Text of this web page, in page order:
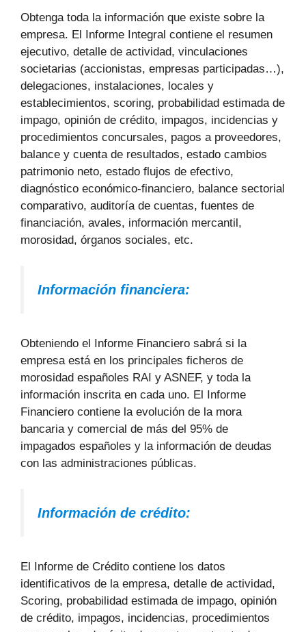
Obtenga toda la información que existe sobre la
empresa. El Informe Integral contiene el resumen
ejecutivo, detalle de actividad, vinculaciones
societarias (accionistas, empresas participadas…),
delegaciones, instalaciones, locales y
establecimientos, scoring, probabilidad estimada de
impago, opinión de crédito, impagos, incidencias y
procedimientos concursales, pagos a proveedores,
balance y cuenta de resultados, estado cambios
patrimonio neto, estado flujos de efectivo,
diagnóstico económico-financiero, balance sectorial
comparativo, auditoría de cuentas, fuentes de
financiación, avales, información mercantil,
morosidad, órganos sociales, etc.
Información financiera:
Obteniendo el Informe Financiero sabrá si la
empresa está en los principales ficheros de
morosidad españoles RAI y ASNEF, y toda la
información inscrita en cada uno. El Informe
Financiero contiene la evolución de la mora
bancaria y comercial de más del 95% de
impagados españoles y la información de deudas
con las administraciones públicas.
Información de crédito:
El Informe de Crédito contiene los datos
identificativos de la empresa, detalle de actividad,
Scoring, probabilidad estimada de impago, opinión
de crédito, impagos, incidencias, procedimientos